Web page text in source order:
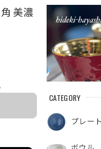
CATEGORY
プレート
美濃